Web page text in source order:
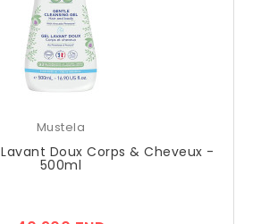
Mustela
Doux Corps & Cheveux -
500ml